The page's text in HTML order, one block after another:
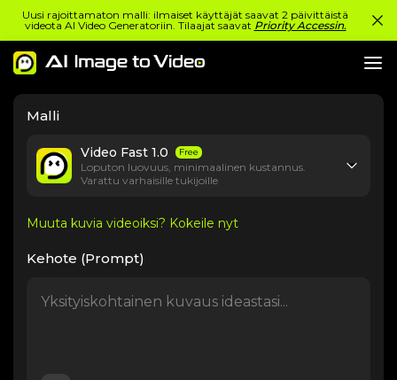
Uusi rajoittamaton malli: ilmaiset käyttäjät saavat 2 päivittäistä
videota AI Video Generatoriin. Tilaajat saavat Priority Accessin.
Malli
Video Fast 1.0 Free
Loputon luovuus, minimaalinen kustannus.
Varattu varhaisille tukijoille
Muuta kuvia videoiksi? Kokeile nyt
Kehote (Prompt)